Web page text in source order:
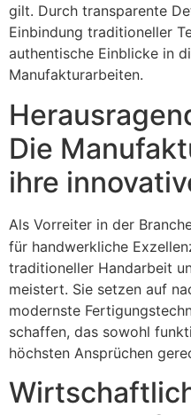
gilt. Durch transparente
Einbindung traditioneller
authentische Einblicke in
Manufakturarbeiten.
Die
ihre
Als Vorreiter in der
für handwerkliche
traditioneller Handarbeit
meistert. Sie setzen auf
modernste
schaffen, das sowohl
höchsten Ansprüchen